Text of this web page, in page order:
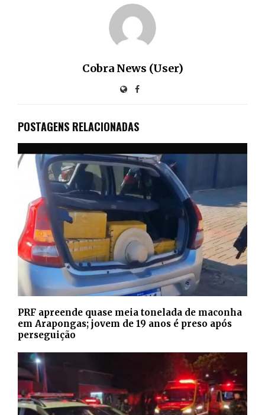
Cobra News (User)
POSTAGENS RELACIONADAS
PRF apreende quase meia tonelada de maconha
em Arapongas; jovem de 19 anos é preso após
perseguição